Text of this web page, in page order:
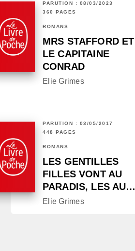
PARUTION : 08/03/2023
360 PAGES
ROMANS
MRS STAFFORD ET
LE CAPITAINE
CONRAD
Elie Grimes
PARUTION : 03/05/2017
448 PAGES
ROMANS
LES GENTILLES
FILLES VONT AU
PARADIS, LES AU…
Elie Grimes